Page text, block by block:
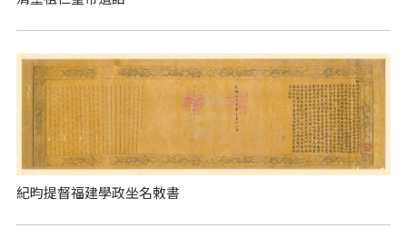
紀昀提督福建學政坐名敕書